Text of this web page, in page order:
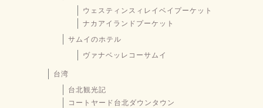
ウェスティンスィレイベイプーケット
ナカアイランドプーケット
サムイのホテル
ヴァナベッレコーサムイ
台湾
台北観光記
コートヤード台北ダウンタウン